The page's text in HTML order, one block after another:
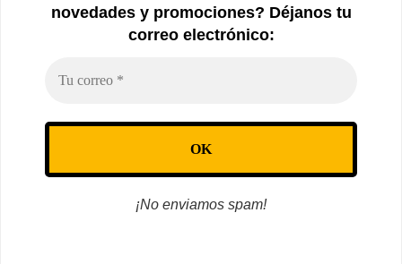
novedades y promociones? Déjanos tu
correo electrónico:
¡No enviamos spam!